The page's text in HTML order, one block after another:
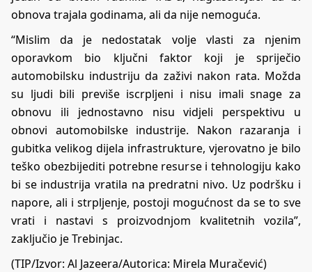
obnova trajala godinama, ali da nije nemoguća.
“Mislim da je nedostatak volje vlasti za njenim
oporavkom bio ključni faktor koji je spriječio
automobilsku industriju da zaživi nakon rata. Možda
su ljudi bili previše iscrpljeni i nisu imali snage za
obnovu ili jednostavno nisu vidjeli perspektivu u
obnovi automobilske industrije. Nakon razaranja i
gubitka velikog dijela infrastrukture, vjerovatno je bilo
teško obezbijediti potrebne resurse i tehnologiju kako
bi se industrija vratila na predratni nivo. Uz podršku i
napore, ali i strpljenje, postoji mogućnost da se to sve
vrati i nastavi s proizvodnjom kvalitetnih vozila”,
zaključio je Trebinjac.
(TIP/Izvor: Al Jazeera/Autorica: Mirela Muračević)